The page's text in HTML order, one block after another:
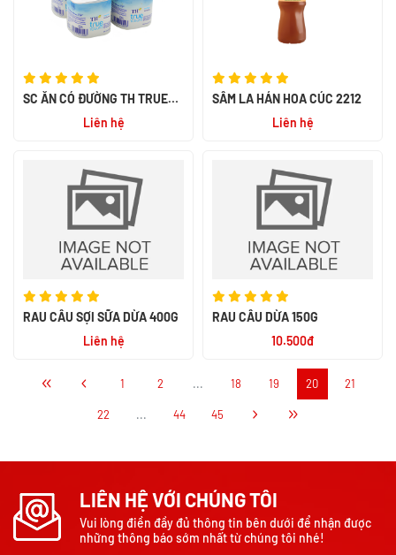
SC ĂN CÓ ĐƯỜNG TH TRUE
Liên hệ
SÂM LA HÁN HOA CÚC 2212
Liên hệ
RAU CÂU SỢI SỮA DỪA 400G
Liên hệ
RAU CÂU DỪA 150G
10.500đ
1 2 ... 18 19 20 21
22 ... 44 45
LIÊN HỆ VỚI CHÚNG TÔI
Vui lòng điền đầy đủ thông tin bên dưới để nhận được
những thông báo sớm nhất từ chúng tôi nhé!